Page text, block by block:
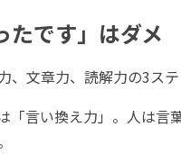
たです」はダメ
、文章力、読解力の3ス
「言い換え力」。人は言